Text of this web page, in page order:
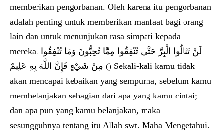
memberikan pengorbanan. Oleh karena itu pengorbanan
adalah penting untuk memberikan manfaat bagi orang
lain dan untuk menunjukan rasa simpati kepada
mereka. لَنْ تَنَالُوا الْبِرَّ حَتَّى تُنْفِقُوا مِمَّا تُحِبُّونَ وَمَا تُنْفِقُوا
مِنْ شَيْءٍ فَإِنَّ اللَّهَ بِهِ عَلِيمٌ () Sekali-kali kamu tidak
akan mencapai kebaikan yang sempurna, sebelum kamu
membelanjakan sebagian dari apa yang kamu cintai;
dan apa pun yang kamu belanjakan, maka
sesungguhnya tentang itu Allah swt. Maha Mengetahui.